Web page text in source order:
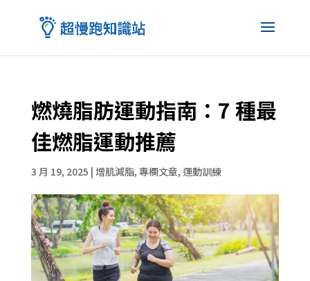
燃燒脂肪運動指南：7 種最
佳燃脂運動推薦
3 月 19, 2025 | 增肌減脂, 專欄文章, 運動訓練